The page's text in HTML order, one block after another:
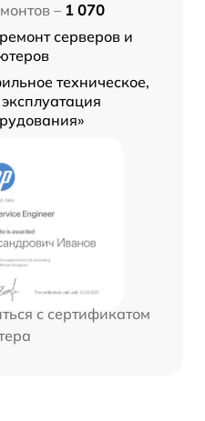
– 1 070
ремонт серверов и
техническое,
с сертификатом